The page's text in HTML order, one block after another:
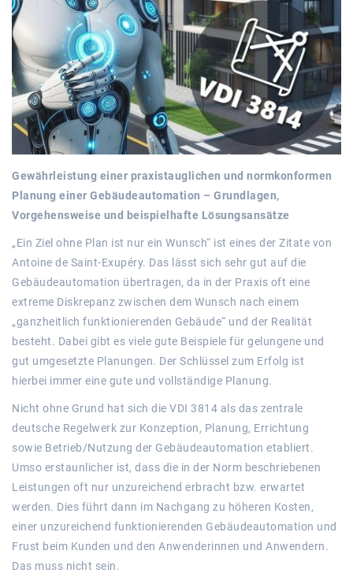
Gewährleistung einer praxistauglichen und normkonformen
Planung einer Gebäudeautomation – Grundlagen,
Vorgehensweise und beispielhafte Lösungsansätze
„Ein Ziel ohne Plan ist nur ein Wunsch“ ist eines der Zitate von
Antoine de Saint-Exupéry. Das lässt sich sehr gut auf die
Gebäudeautomation übertragen, da in der Praxis oft eine
extreme Diskrepanz zwischen dem Wunsch nach einem
„ganzheitlich funktionierenden Gebäude“ und der Realität
besteht. Dabei gibt es viele gute Beispiele für gelungene und
gut umgesetzte Planungen. Der Schlüssel zum Erfolg ist
hierbei immer eine gute und vollständige Planung.
Nicht ohne Grund hat sich die VDI 3814 als das zentrale
deutsche Regelwerk zur Konzeption, Planung, Errichtung
sowie Betrieb/Nutzung der Gebäudeautomation etabliert.
Umso erstaunlicher ist, dass die in der Norm beschriebenen
Leistungen oft nur unzureichend erbracht bzw. erwartet
werden. Dies führt dann im Nachgang zu höheren Kosten,
einer unzureichend funktionierenden Gebäudeautomation und
Frust beim Kunden und den Anwenderinnen und Anwendern.
Das muss nicht sein.